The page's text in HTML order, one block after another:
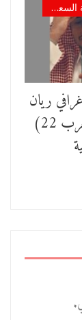
المملكة العربية السعودية
ريان
المطوع في (عرب 22)